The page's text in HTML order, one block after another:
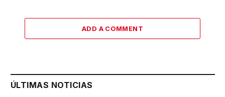
ADD A COMMENT
ÚLTIMAS NOTICIAS